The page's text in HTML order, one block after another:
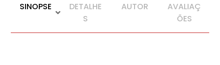
SINOPSE
DETALHE
S
AUTOR
AVALIAÇ
ÕES